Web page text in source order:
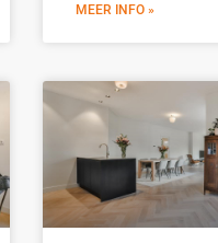
MEER INFO »